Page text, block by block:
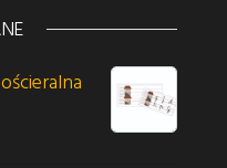
85,00 zł.
wynosi: 80,00 zł.